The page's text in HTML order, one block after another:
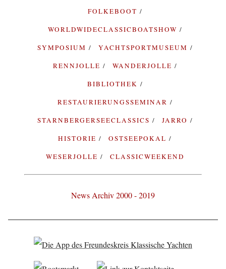
FOLKEBOOT
WORLDWIDECLASSICBOATSHOW
SYMPOSIUM
YACHTSPORTMUSEUM
RENNJOLLE
WANDERJOLLE
BIBLIOTHEK
RESTAURIERUNGSSEMINAR
STARNBERGERSEECLASSICS
JARRO
HISTORIE
OSTSEEPOKAL
WESERJOLLE
CLASSICWEEKEND
News Archiv 2000 - 2019